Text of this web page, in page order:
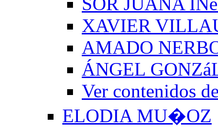
XAVIER
AMADO
ÁNGEL
Ver contenidos
ELODIA MU�OZ